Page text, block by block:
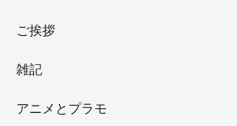
ご挨拶
雑記
アニメとプラモ